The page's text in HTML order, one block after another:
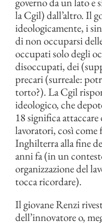
la Cgil) dall’altro. Il
ideologicamente, i
di non occuparsi
occupati solo degli
disoccupati, dei
precari (surreale:
torto?). La Cgil
ideologico, che
18 significa
lavoratori, così come
Inghilterra alla fine
anni fa (in un
organizzazione del
tocca ricordare).
Il giovane Renzi
dell’innovatore o,